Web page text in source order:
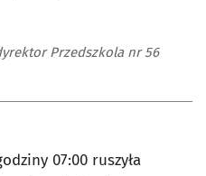
Przedszkola nr 56
07:00 ruszyła